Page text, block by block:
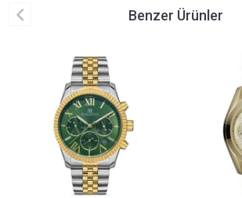
Benzer Ürünler